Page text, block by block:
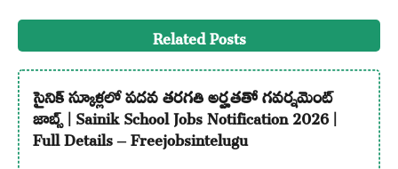
Related Posts
సైనిక్ స్కూళ్లలో పదవ తరగతి అర్హతతో గవర్నమెంట్
జాబ్స్ | Sainik School Jobs Notification 2026 |
Full Details – Freejobsintelugu